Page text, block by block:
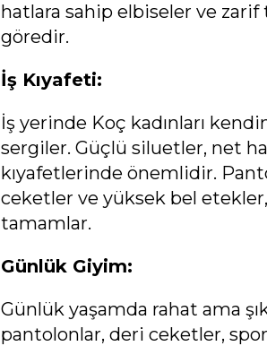
hatlara sahip elbiseler ve
göredir.
İş Kıyafeti:
İş yerinde Koç kadınları
sergiler. Güçlü siluetler, net
kıyafetlerinde önemlidir.
ceketler ve yüksek bel etekler,
tamamlar.
Günlük Giyim:
Günlük yaşamda rahat ama
pantolonlar, deri ceketler,